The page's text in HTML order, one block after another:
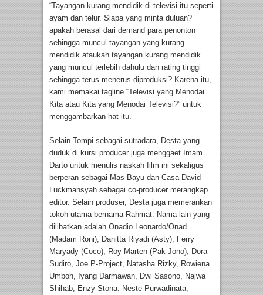
“Tayangan kurang mendidik di televisi itu seperti
ayam dan telur. Siapa yang minta duluan?
apakah berasal dari demand para penonton
sehingga muncul tayangan yang kurang
mendidik ataukah tayangan kurang mendidik
yang muncul terlebih dahulu dan rating tinggi
sehingga terus menerus diproduksi? Karena itu,
kami memakai tagline “Televisi yang Menodai
Kita atau Kita yang Menodai Televisi?” untuk
menggambarkan hat itu.
Selain Tompi sebagai sutradara, Desta yang
duduk di kursi producer juga menggaet Imam
Darto untuk menulis naskah film ini sekaligus
berperan sebagai Mas Bayu dan Casa David
Luckmansyah sebagai co-producer merangkap
editor. Selain produser, Desta juga memerankan
tokoh utama bernama Rahmat. Nama lain yang
dilibatkan adalah Onadio Leonardo/Onad
(Madam Roni), Danitta Riyadi (Asty), Ferry
Maryady (Coco), Roy Marten (Pak Jono), Dora
Sudiro, Joe P-Project, Natasha Rizky, Rowiena
Umboh, Iyang Darmawan, Dwi Sasono, Najwa
Shihab, Enzy Stona. Neste Purwadinata,